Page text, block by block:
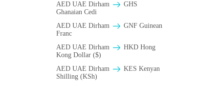
AED UAE Dirham
GHS
Ghanaian Cedi
AED UAE Dirham
GNF Guinean
Franc
AED UAE Dirham
HKD Hong
Kong Dollar ($)
AED UAE Dirham
KES Kenyan
Shilling (KSh)